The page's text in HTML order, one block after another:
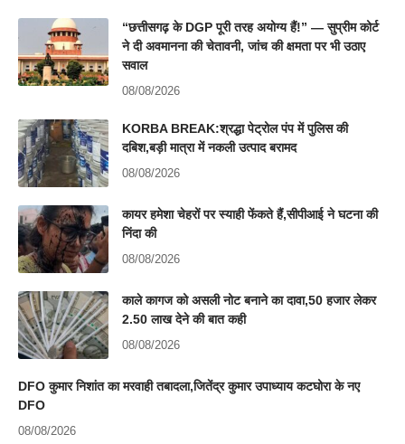
“छत्तीसगढ़ के DGP पूरी तरह अयोग्य हैं!” — सुप्रीम कोर्ट
ने दी अवमानना की चेतावनी, जांच की क्षमता पर भी उठाए
सवाल
08/08/2026
KORBA BREAK:श्रद्धा पेट्रोल पंप में पुलिस की
दबिश,बड़ी मात्रा में नकली उत्पाद बरामद
08/08/2026
कायर हमेशा चेहरों पर स्याही फेंकते हैं,सीपीआई ने घटना की
निंदा की
08/08/2026
काले कागज को असली नोट बनाने का दावा,50 हजार लेकर
2.50 लाख देने की बात कही
08/08/2026
DFO कुमार निशांत का मरवाही तबादला,जितेंद्र कुमार उपाध्याय कटघोरा के नए
DFO
08/08/2026